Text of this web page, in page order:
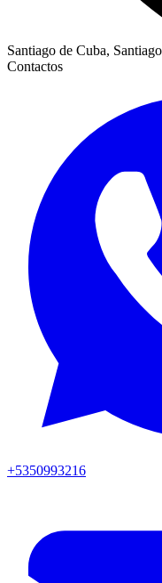
Santiago de Cuba,
Contactos
+5350993216